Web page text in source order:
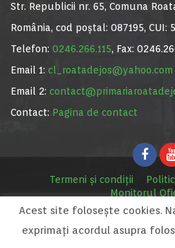
Str. Republicii nr. 65, Comuna
România, cod poștal: 087195, CUI:
Telefon: 0246.266.115, Fax:
Email 1: cl_roatadejos@yahoo.com
Email 2:
Contact: Pagina de contact
Termeni și condiții
Monitorul
© Primăria Roata de Jos, 2020.
Acest site foloseşte cookies.
exprimaţi acordul asupra